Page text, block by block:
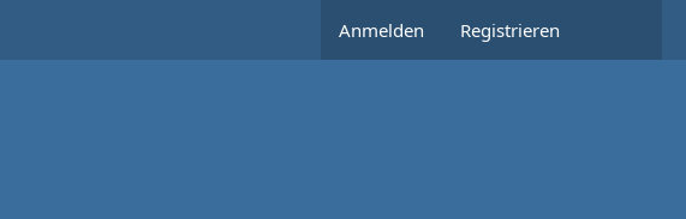
Anmelden Registrieren